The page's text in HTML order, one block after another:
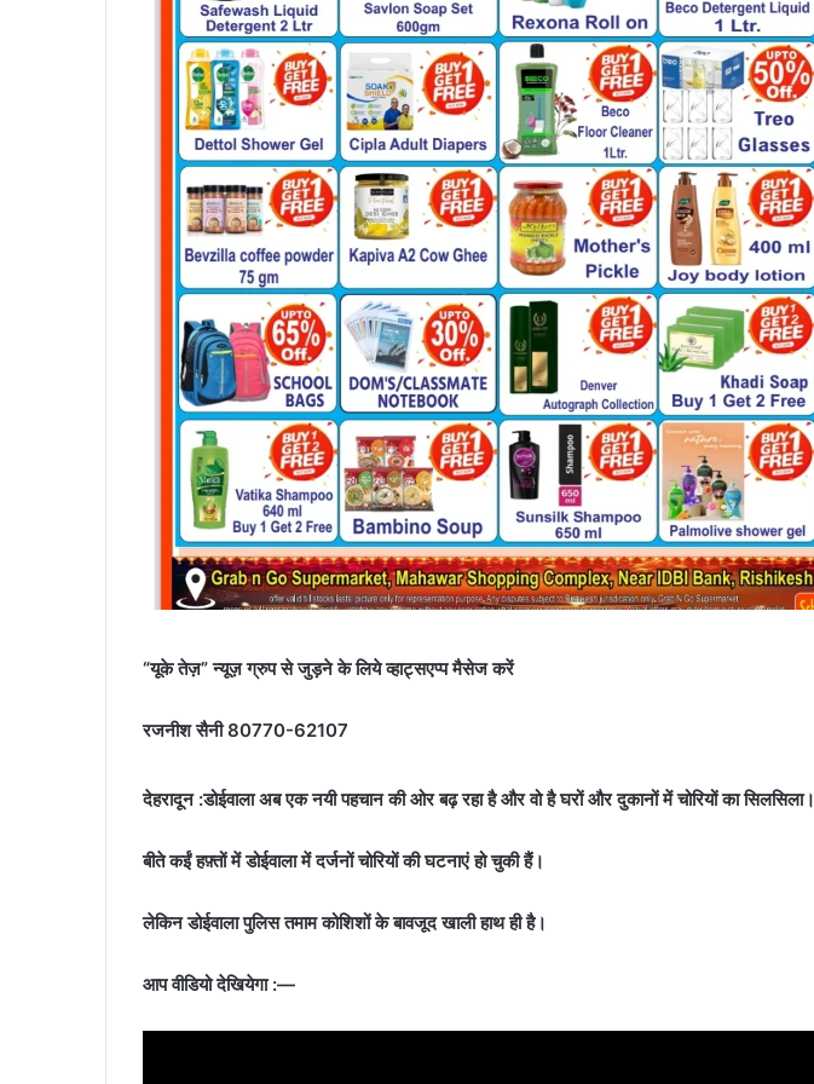
“यूके तेज़” न्यूज़ ग्रुप से जुड़ने के लिये व्हाट्सएप्प मैसेज करें
रजनीश सैनी 80770-62107
देहरादून :डोईवाला अब एक नयी पहचान की ओर बढ़ रहा है और वो है घरों और दुकानों में चोरियों का सिलसिला।
बीते कईं हफ़्तों में डोईवाला में दर्जनों चोरियों की घटनाएं हो चुकी हैं।
लेकिन डोईवाला पुलिस तमाम कोशिशों के बावजूद खाली हाथ ही है।
आप वीडियो देखियेगा :—